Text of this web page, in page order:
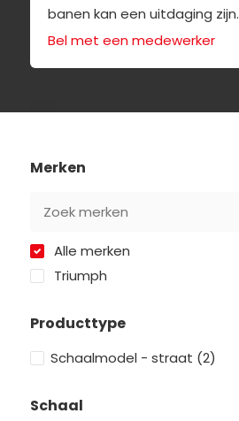
banen kan een uitdaging zijn.
Bel met een medewerker
Merken
Alle merken
Triumph
Producttype
Schaalmodel - straat (2)
Schaal